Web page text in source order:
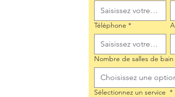
Téléphone *
Nombre de salles de bain
Choisissez une
Sélectionnez un service *